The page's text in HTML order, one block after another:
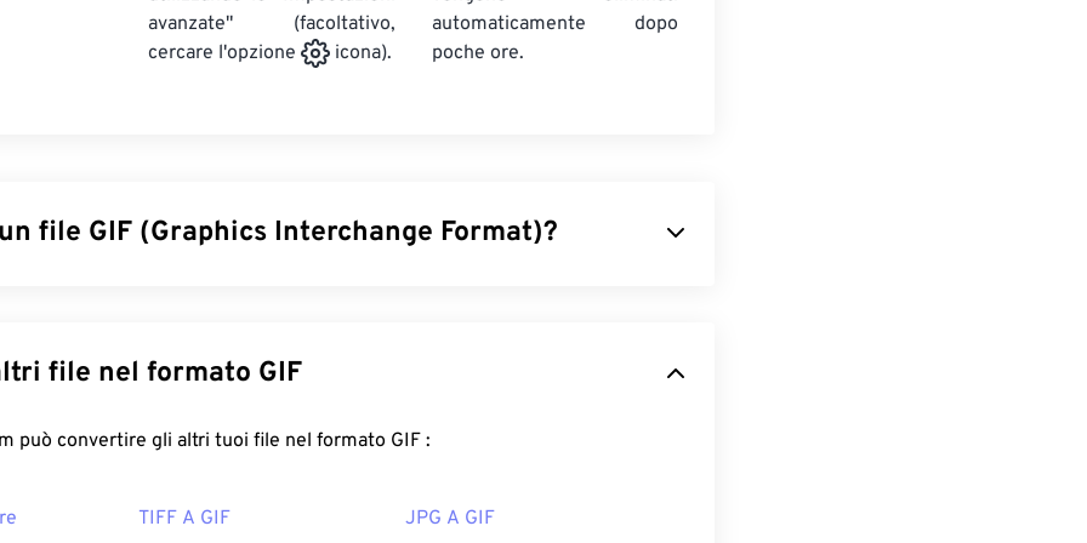
avanzate" (facoltativo,
cercare l'opzione
icona).
automaticamente dopo
poche ore.
file GIF (Graphics Interchange Format)?
il GIF utilizza una compressione senza perdita di dati
audio. L'uso più comune del GIF è in forma animata come pubblicità,
un file GIF?
Converti altri file nel formato GIF
FreeConvert.com può convertire gli altri tuoi file nel formato GIF :
TIFF A GIF JPG A GIF